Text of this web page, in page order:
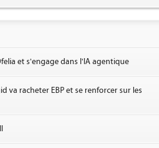
et s'engage dans l'IA agentique
va racheter EBP et se renforcer sur les